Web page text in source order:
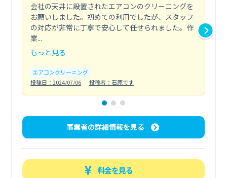
会社の天井に設置されたエアコンのクリーニングを
お願いしました。初めての利用でしたが、スタッフ
の対応が非常に丁寧で安心して任せられました。作
業...
もっと見る
エアコンクリーニング
投稿日：2024/07/06
投稿者：石原です
事業者の詳細情報を見る
料金を見る